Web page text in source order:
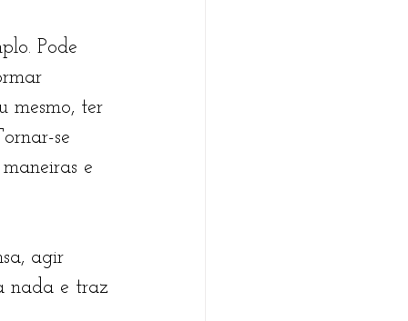
Pode
mesmo, ter
se
e
agir
nada e traz